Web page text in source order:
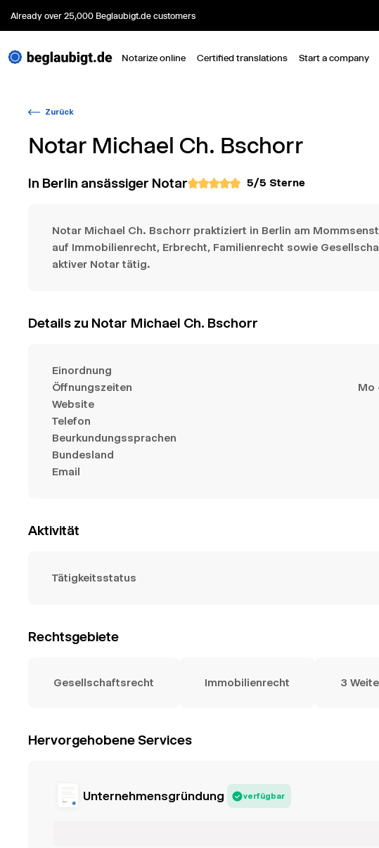
Already over 25,000 Beglaubigt.de customers
Notarize online Certified translations Start a company
Zurück
Notar Michael Ch. Bschorr
In Berlin ansässiger Notar 5/5 Sterne
Notar Michael Ch. Bschorr praktiziert in Berlin am
auf Immobilienrecht, Erbrecht, Familienrecht sowie
aktiver Notar tätig.
Details zu Notar Michael Ch. Bschorr
Einordnung
Öffnungszeiten
Mo
Website
Telefon
Beurkundungssprachen
Bundesland
Email
Aktivität
Tätigkeitsstatus
Rechtsgebiete
Gesellschaftsrecht Immobilienrecht 3
Hervorgehobene Services
Unternehmensgründung verfügbar